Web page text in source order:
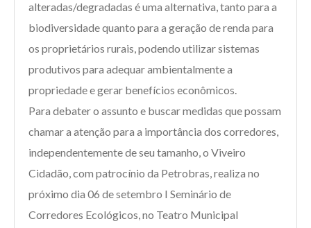
alteradas/degradadas é uma alternativa, tanto para a
biodiversidade quanto para a geração de renda para
os proprietários rurais, podendo utilizar sistemas
produtivos para adequar ambientalmente a
propriedade e gerar benefícios econômicos.
Para debater o assunto e buscar medidas que possam
chamar a atenção para a importância dos corredores,
independentemente de seu tamanho, o Viveiro
Cidadão, com patrocínio da Petrobras, realiza no
próximo dia 06 de setembro I Seminário de
Corredores Ecológicos, no Teatro Municipal